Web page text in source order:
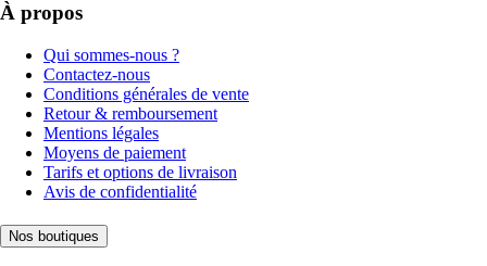
À propos
Qui sommes-nous ?
Contactez-nous
Conditions générales de vente
Retour & remboursement
Mentions légales
Moyens de paiement
Tarifs et options de livraison
Avis de confidentialité
Nos boutiques